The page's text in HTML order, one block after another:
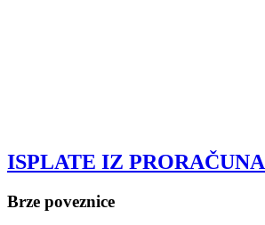
ISPLATE IZ PRORAČUNA
Brze poveznice